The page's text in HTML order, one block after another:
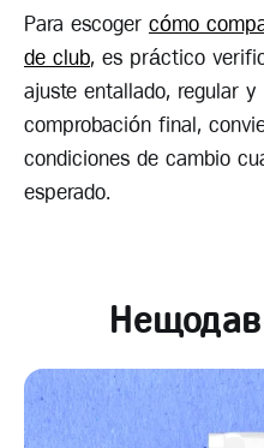
Para escoger cómo
de club, es práctico
ajuste entallado, regular y
comprobación final,
condiciones de cambio
esperado.